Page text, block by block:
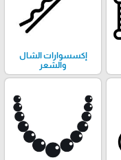
إكسسوارات الشال
والشعر